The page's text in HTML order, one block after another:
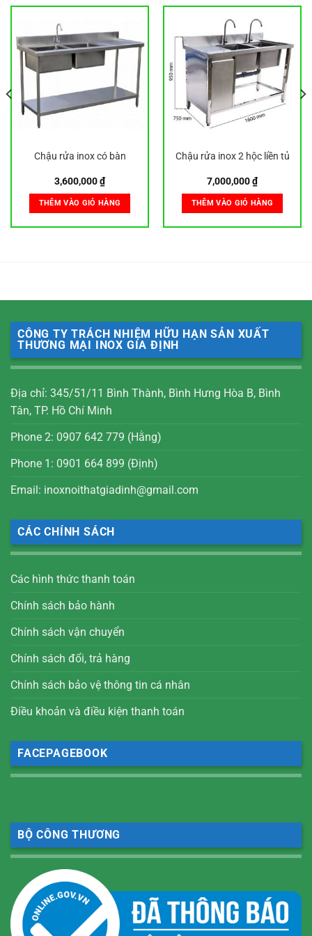
Chậu rửa inox có bàn
3,600,000₫
THÊM VÀO GIỎ HÀNG
Chậu rửa inox 2 hộc liền tủ
7,000,000₫
THÊM VÀO GIỎ HÀNG
CÔNG TY TRÁCH NHIỆM HỮU HẠN SẢN XUẤT
THƯƠNG MẠI INOX GIA ĐỊNH
Địa chỉ: 345/51/11 Bình Thành, Bình Hưng Hòa B, Bình
Tân, TP. Hồ Chí Minh
Phone 2: 0907 642 779 (Hằng)
Phone 1: 0901 664 899 (Định)
Email: inoxnoithatgiadinh@gmail.com
CÁC CHÍNH SÁCH
Các hình thức thanh toán
Chính sách bảo hành
Chính sách vận chuyển
Chính sách đổi, trả hàng
Chính sách bảo vệ thông tin cá nhân
Điều khoản và điều kiện thanh toán
FACEPAGEBOOK
BỘ CÔNG THƯƠNG